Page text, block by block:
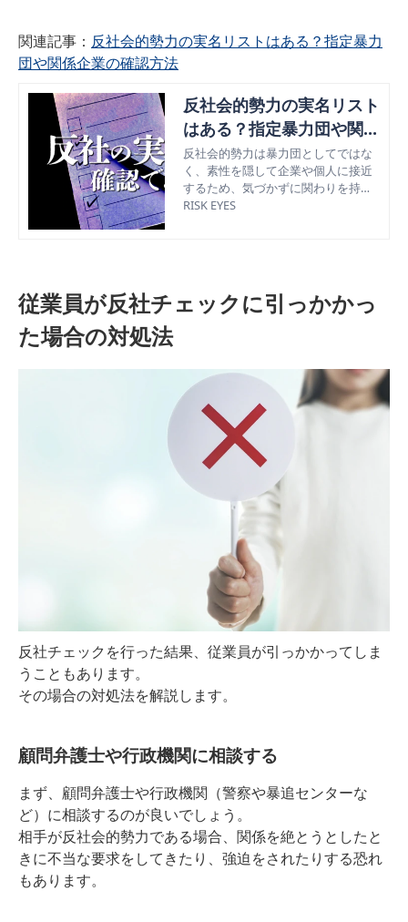
関連記事： 反社会的勢力の実名リストはある？指定暴力
団や関係企業の確認方法
反社会的勢力の実名リスト
はある？指定暴力団や関係
企業の確認方法
反社会的勢力は暴力団としてではな
く、素性を隠して企業や個人に接近
するため、気づかずに関わりを持っ
てしまうケースが増加。今回は、反
RISK EYES
従業員が反社チェックに引っかかっ
た場合の対処法
反社チェックを行った結果、従業員が引っかかってしま
うこともあります。
その場合の対処法を解説します。
顧問弁護士や行政機関に相談する
まず、顧問弁護士や行政機関（警察や暴追センターな
ど）に相談するのが良いでしょう。
相手が反社会的勢力である場合、関係を絶とうとしたと
きに不当な要求をしてきたり、強迫をされたりする恐れ
もあります。